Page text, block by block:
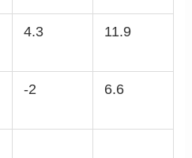
4.3 11.9
-2 6.6